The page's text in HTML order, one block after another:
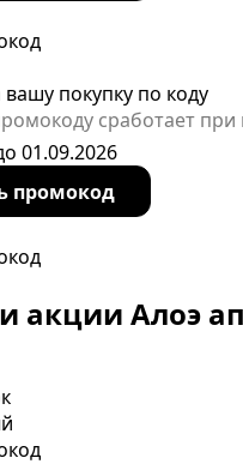
вашу покупку по коду
сработает
быть товары-
01.09.2026
промокод
акции Алоэ